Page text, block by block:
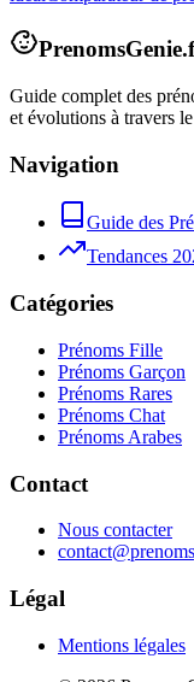
Guide complet des
et évolutions à travers
Navigation
Guide des
Tendances
Catégories
Prénoms Fille
Prénoms Garçon
Prénoms Rares
Prénoms Chat
Prénoms Arabes
Contact
Nous contacter
Légal
Mentions légales